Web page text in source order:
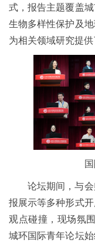
式，报告主题覆盖
生物多样性保护及
为相关领域研究提供
论坛期间，与
报展示等多种形式
观点碰撞，现场氛
城环国际青年论坛